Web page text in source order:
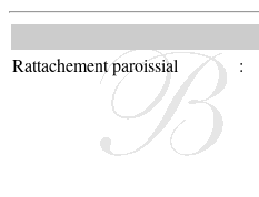
Rattachement paroissial
: